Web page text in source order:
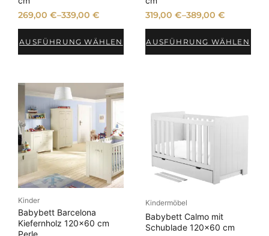
269,00€–339,00€
AUSFÜHRUNG WÄHLEN
319,00 €–389,00 €
AUSFÜHRUNG WÄHLEN
Kinder
Babybett Barcelona
Kiefernholz 120×60 cm
Perle
Kindermöbel
Babybett Calmo mit
Schublade 120×60 cm